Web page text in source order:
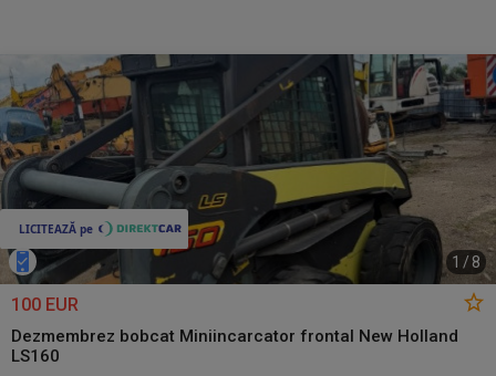
1 / 8
100 EUR
Dezmembrez bobcat Miniincarcator frontal New Holland
LS160